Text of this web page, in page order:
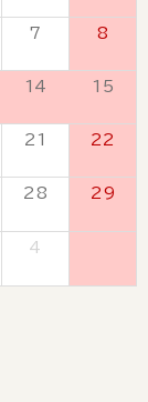
7 8
14 15
21 22
28 29
4